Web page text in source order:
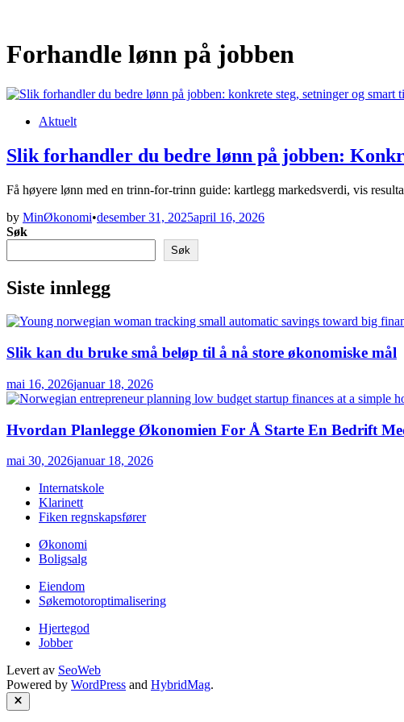
Forhandle lønn på jobben
Posted Aktuelt
Slik forhandler du bedre lønn på jobben:
Få høyere lønn med en trinn-for-trinn guide: kartlegg markedsverdi, vis
by MinØkonomi•desember 31, 2025april 16, 2026
Søk
Søk
Siste innlegg
Slik kan du bruke små beløp til å nå store økonomiske mål
mai 16, 2026januar 18, 2026
Hvordan Planlegge Økonomien For Å Starte En Bedrift
mai 30, 2026januar 18, 2026
Internatskole
Klarinett
Fiken regnskapsfører
Økonomi
Boligsalg
Eiendom
Søkemotoroptimalisering
Hjertegod
Jobber
Levert av SeoWeb
Powered by WordPress and HybridMag.
Close